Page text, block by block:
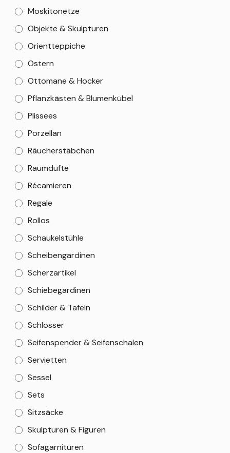
Moskitonetze
Objekte & Skulpturen
Orientteppiche
Ostern
Ottomane & Hocker
Pflanzkästen & Blumenkübel
Plissees
Porzellan
Räucherstäbchen
Raumdüfte
Récamieren
Regale
Rollos
Schaukelstühle
Scheibengardinen
Scherzartikel
Schiebegardinen
Schilder & Tafeln
Schlösser
Seifenspender & Seifenschalen
Servietten
Sessel
Sets
Sitzsäcke
Skulpturen & Figuren
Sofagarnituren